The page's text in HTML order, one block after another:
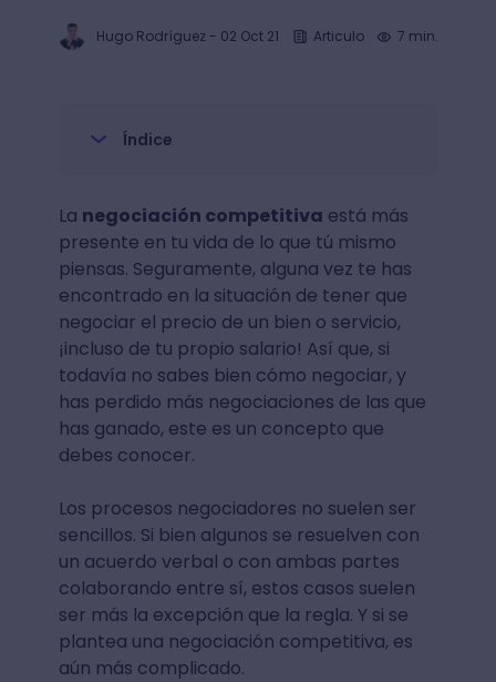
Hugo Rodríguez- 02 Oct 21 Articulo 7 min.
Índice
La negociación competitiva está más
presente en tu vida de lo que tú mismo
piensas. Seguramente, alguna vez te has
encontrado en la situación de tener que
negociar el precio de un bien o servicio,
¡incluso de tu propio salario! Así que, si
todavía no sabes bien cómo negociar, y
has perdido más negociaciones de las que
has ganado, este es un concepto que
debes conocer.
Los procesos negociadores no suelen ser
sencillos. Si bien algunos se resuelven con
un acuerdo verbal o con ambas partes
colaborando entre sí, estos casos suelen
ser más la excepción que la regla. Y si se
plantea una negociación competitiva, es
aún más complicado.